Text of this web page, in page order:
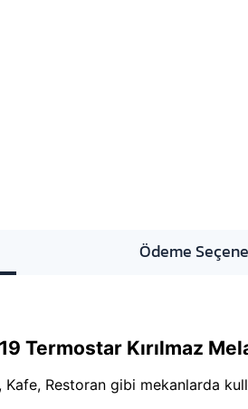
Ödeme
Termostar Kırılmaz
Kafe, Restoran gibi mekanlarda